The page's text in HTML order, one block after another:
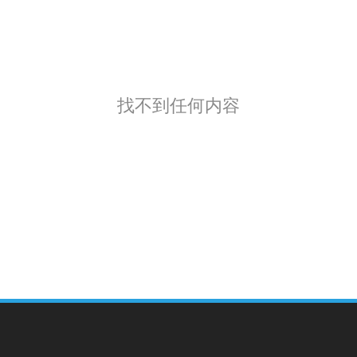
找不到任何内容